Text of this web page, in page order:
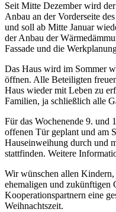
Seit Mitte Dezember wird
Anbau an der Vorderseite
und soll ab Mitte Januar
der Anbau der
Fassade und die
Das Haus wird im Sommer
öffnen. Alle Beteiligten
Haus wieder mit Leben zu
Familien, ja schließlich alle
Für das Wochenende 9. und
offenen Tür geplant und am
Hauseinweihung durch und
stattfinden. Weitere
Wir wünschen allen
ehemaligen und zukünftigen
Kooperationspartnern eine
Weihnachtszeit.